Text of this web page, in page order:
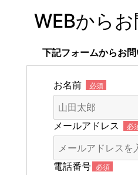
WEBから
下記フォームからお問
お名前 必須
メールアドレス 必
電話番号 必須